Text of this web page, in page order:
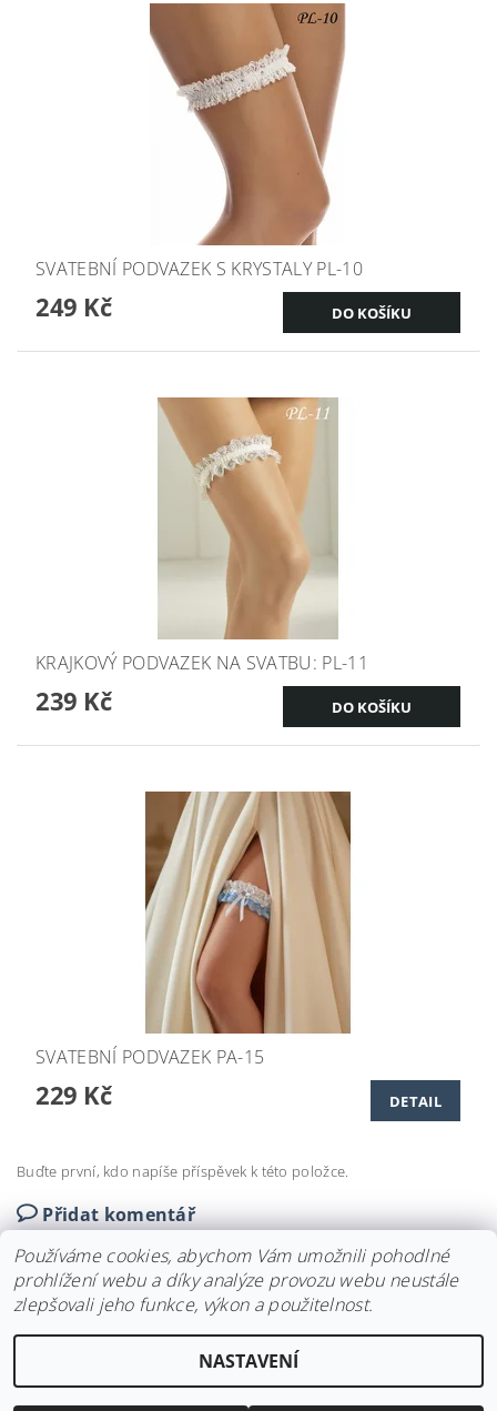
SVATEBNÍ PODVAZEK S KRYSTALY PL-10
249 Kč
KRAJKOVÝ PODVAZEK NA SVATBU: PL-11
239 Kč
SVATEBNÍ PODVAZEK PA-15
229 Kč DETAIL
Buďte první, kdo napíše příspěvek k této položce.
Přidat komentář
Svatební doplňky BRIANNA, všechna práva vyhrazena
cookies
Používáme cookies, abychom Vám umožnili pohodlné
prohlížení webu a díky analýze provozu webu neustále
zlepšovali jeho funkce, výkon a použitelnost.
NASTAVENÍ